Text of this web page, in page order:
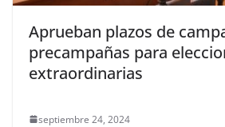
Aprueban plazos de
precampañas para
extraordinarias
septiembre 24, 2024